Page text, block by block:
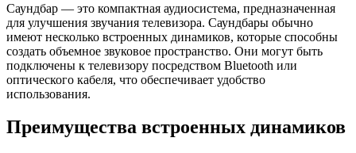
Саундбар — это компактная аудиосистема, предназначенная
для улучшения звучания телевизора. Саундбары обычно
имеют несколько встроенных динамиков, которые способны
создать объемное звуковое пространство. Они могут быть
подключены к телевизору посредством Bluetooth или
оптического кабеля, что обеспечивает удобство
использования.
Преимущества встроенных динамиков